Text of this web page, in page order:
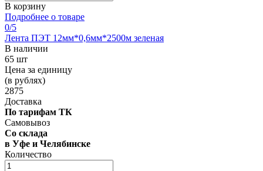
В корзину
Подробнее о товаре
0/5
Лента ПЭТ 12мм*0,6мм*2500м зеленая
В наличии
65 шт
Цена за единицу
(в рублях)
2875
Доставка
По тарифам ТК
Самовывоз
Со склада
в Уфе и Челябинске
Количество